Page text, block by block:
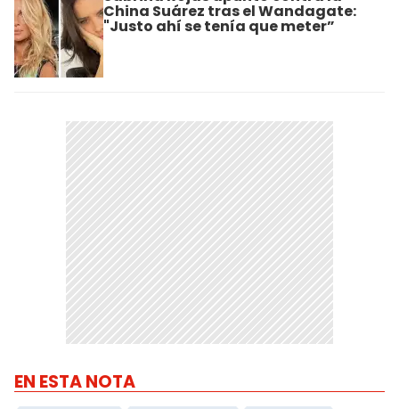
China Suárez tras el Wandagate:
"Justo ahí se tenía que meter”
EN ESTA NOTA